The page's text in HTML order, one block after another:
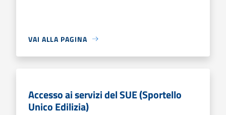
VAI ALLA PAGINA
Accesso ai servizi del SUE (Sportello
Unico Edilizia)